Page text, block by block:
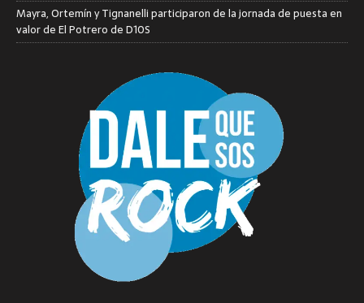
Mayra, Ortemín y Tignanelli participaron de la jornada de puesta en
valor de El Potrero de D10S